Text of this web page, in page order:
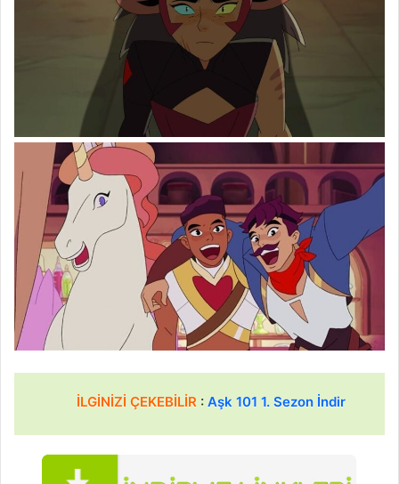
İLGİNİZİ ÇEKEBİLİR : Aşk 101 1. Sezon İndir